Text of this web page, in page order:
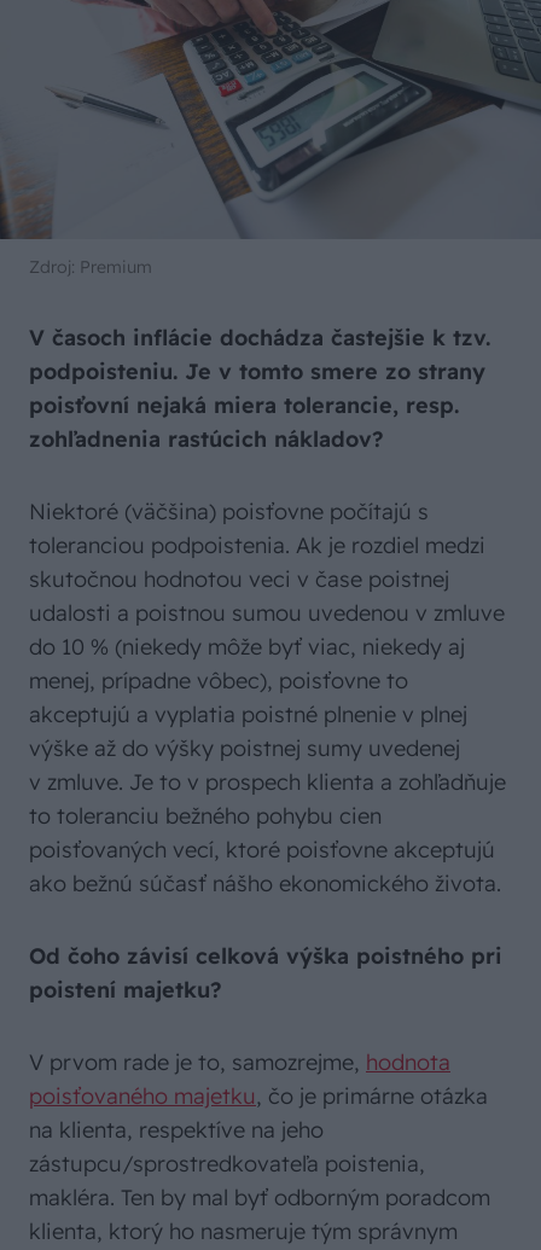
Zdroj: Premium
V časoch inflácie dochádza častejšie k tzv.
podpoisteniu. Je v tomto smere zo strany
poisťovní nejaká miera tolerancie, resp.
zohľadnenia rastúcich nákladov?
Niektoré (väčšina) poisťovne počítajú s
toleranciou podpoistenia. Ak je rozdiel medzi
skutočnou hodnotou veci v čase poistnej
udalosti a poistnou sumou uvedenou v zmluve
do 10 % (niekedy môže byť viac, niekedy aj
menej, prípadne vôbec), poisťovne to
akceptujú a vyplatia poistné plnenie v plnej
výške až do výšky poistnej sumy uvedenej
v zmluve. Je to v prospech klienta a zohľadňuje
to toleranciu bežného pohybu cien
poisťovaných vecí, ktoré poisťovne akceptujú
ako bežnú súčasť nášho ekonomického života.
Od čoho závisí celková výška poistného pri
poistení majetku?
V prvom rade je to, samozrejme, hodnota
poisťovaného majetku, čo je primárne otázka
na klienta, respektíve na jeho
zástupcu/sprostredkovateľa poistenia,
makléra. Ten by mal byť odborným poradcom
klienta, ktorý ho nasmeruje tým správnym